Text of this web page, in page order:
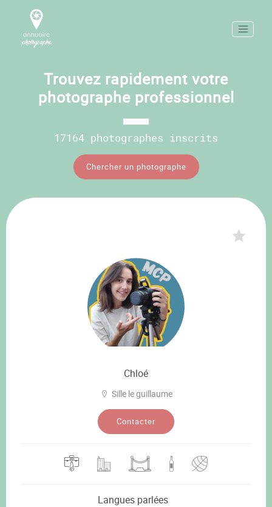
Trouvez rapidement votre
photographe professionnel
17164 photographes inscrits
Chercher un photographe
Chloé
Sille le guillaume
Contacter
Langues parlées